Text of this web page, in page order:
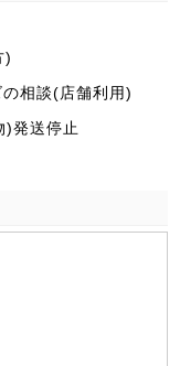
)
相談(店舗利用)
)発送停止